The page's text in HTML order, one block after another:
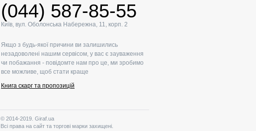
(044) 587-85-55
Київ, вул. Оболонська Набережна, 11, корп. 2
Якщо з будь-якої причини ви залишились
незадоволені нашим сервісом, у вас є зауваження
чи побажання - повідомте нам про це, ми зробимо
все можливе, щоб стати краще
Книга скарг та пропозицій
© 2014-2019. Giraf.ua
Всі права на сайт та торгові марки захищені.